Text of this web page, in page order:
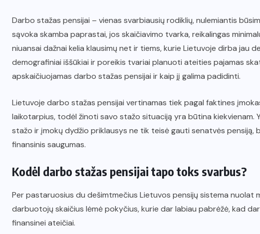
Darbo stažas pensijai – vienas svarbiausių rodiklių, nulemiantis
sąvoka skamba paprastai, jos skaičiavimo tvarka, reikalingas
niuansai dažnai kelia klausimų net ir tiems, kurie Lietuvoje dirba jau
demografiniai iššūkiai ir poreikis tvariai planuoti ateities pajamas
apskaičiuojamas darbo stažas pensijai ir kaip jį galima padidinti.
Lietuvoje darbo stažas pensijai vertinamas tiek pagal faktines
laikotarpius, todėl žinoti savo stažo situaciją yra būtina
stažo ir įmokų dydžio priklausys ne tik teisė gauti senatvės pensiją,
finansinis saugumas.
Kodėl darbo stažas pensijai tapo toks svarbus?
Per pastaruosius du dešimtmečius Lietuvos pensijų sistema nuolat
darbuotojų skaičius lėmė pokyčius, kurie dar labiau pabrėžė, kad
finansinei ateičiai.